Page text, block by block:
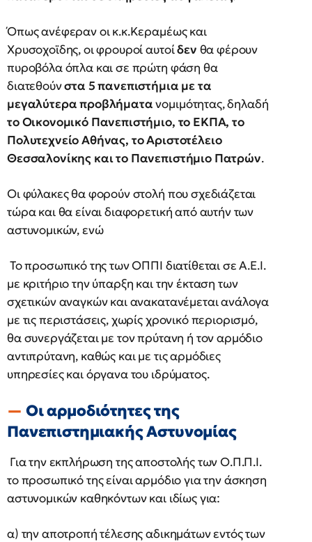
Όπως ανέφεραν οι κ.κ.Κεραμέως και
Χρυσοχοϊδης, οι φρουροί αυτοίδεν θα φέρουν
πυροβόλα όπλα και σε πρώτη φάση θα
διατεθούνστα 5 πανεπιστήμια με τα
μεγαλύτερα προβλήματανομιμότητας, δηλαδή
το Οικονομικό Πανεπιστήμιο, το ΕΚΠΑ, το
Πολυτεχνείο Αθήνας, το Αριστοτέλειο
Θεσσαλονίκης και το Πανεπιστήμιο Πατρών.
Οι φύλακες θα φορούν στολή που σχεδιάζεται
τώρα και θα είναι διαφορετική από αυτήν των
αστυνομικών, ενώ
Το προσωπικό της των ΟΠΠΙ διατίθεται σε Α.Ε.Ι.
με κριτήριο την ύπαρξη και την έκταση των
σχετικών αναγκών και ανακατανέμεται ανάλογα
με τις περιστάσεις, χωρίς χρονικό περιορισμό,
θα συνεργάζεται με τον πρύτανη ή τον αρμόδιο
αντιπρύτανη, καθώς και με τις αρμόδιες
υπηρεσίες και όργανα του ιδρύματος.
Οι αρμοδιότητες της
Πανεπιστημιακής Αστυνομίας
Για την εκπλήρωση της αποστολής των Ο.Π.Π.Ι.
το προσωπικό της είναι αρμόδιο για την άσκηση
αστυνομικών καθηκόντων και ιδίως για:
α) την αποτροπή τέλεσης αδικημάτων εντός των